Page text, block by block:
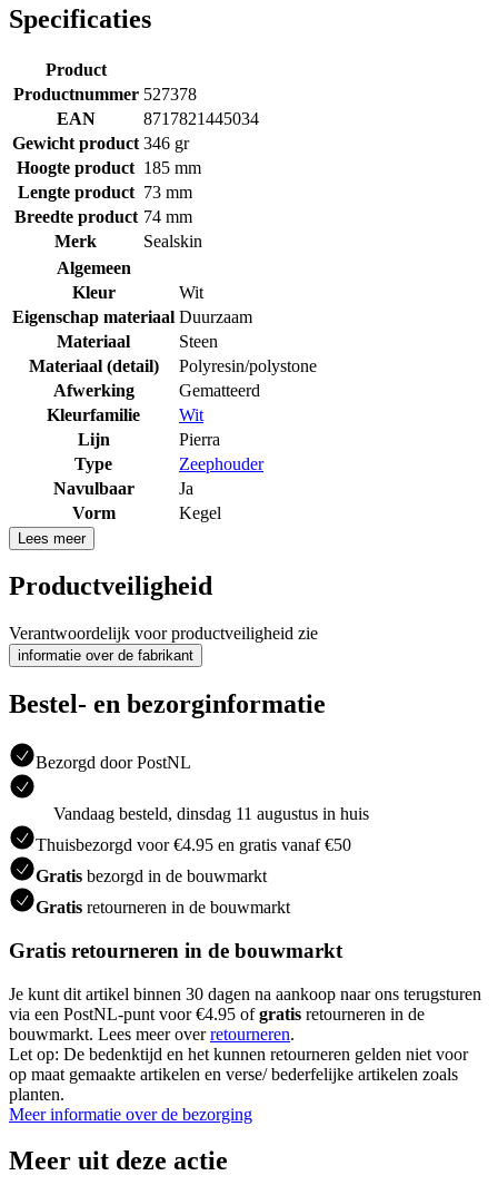
Specificaties
Product
Productnummer 527378
EAN
8717821445034
Gewicht product 346 gr
Hoogte product 185 mm
Lengte product 73 mm
Breedte product 74 mm
Merk
Sealskin
Algemeen
Kleur
Wit
Eigenschap materiaal Duurzaam
Materiaal
Steen
Materiaal (detail)
Polyresin/polystone
Afwerking
Gematteerd
Kleurfamilie
Wit
Lijn
Pierra
Type
Zeephouder
Navulbaar
Ja
Vorm
Kegel
Lees meer
Productveiligheid
Verantwoordelijk voor productveiligheid zie
informatie over de fabrikant
Bestel- en bezorginformatie
Bezorgd door PostNL
Vandaag besteld, dinsdag 11 augustus in huis
Thuisbezorgd voor €4.95 en gratis vanaf €50
Gratis bezorgd in de bouwmarkt
Gratis retourneren in de bouwmarkt
Gratis retourneren in de bouwmarkt
Je kunt dit artikel binnen 30 dagen na aankoop naar ons terugsturen
via een PostNL-punt voor €4.95 ofgratis retourneren in de
bouwmarkt. Lees meer overretourneren.
Let op: De bedenktijd en het kunnen retourneren gelden niet voor
op maat gemaakte artikelen en verse/ bederfelijke artikelen zoals
planten.
Meer informatie over de bezorging
Meer uit deze actie